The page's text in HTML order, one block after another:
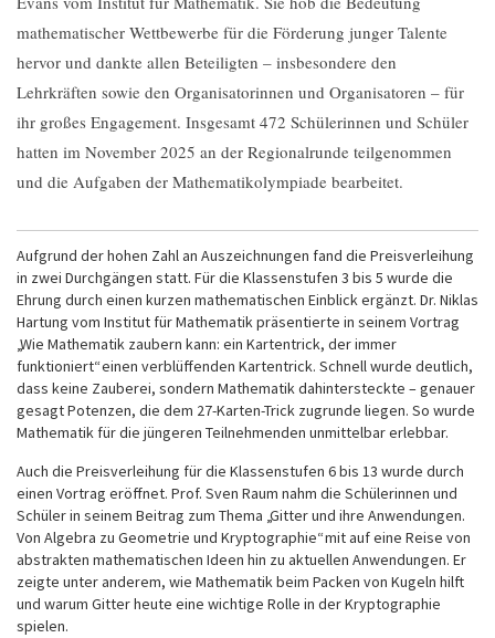
mathematischer Wettbewerbe für die Förderung junger Talente
hervor und dankte allen Beteiligten – insbesondere den
Lehrkräften sowie den Organisatorinnen und Organisatoren – für
ihr großes Engagement. Insgesamt 472 Schülerinnen und Schüler
hatten im November 2025 an der Regionalrunde teilgenommen
und die Aufgaben der Mathematikolympiade bearbeitet.
Aufgrund der hohen Zahl an Auszeichnungen fand die Preisverleihung
in zwei Durchgängen statt. Für die Klassenstufen 3 bis 5 wurde die
Ehrung durch einen kurzen mathematischen Einblick ergänzt. Dr. Niklas
Hartung vom Institut für Mathematik präsentierte in seinem Vortrag
„Wie Mathematik zaubern kann: ein Kartentrick, der immer
funktioniert“ einen verblüffenden Kartentrick. Schnell wurde deutlich,
dass keine Zauberei, sondern Mathematik dahintersteckte – genauer
gesagt Potenzen, die dem 27-Karten-Trick zugrunde liegen. So wurde
Mathematik für die jüngeren Teilnehmenden unmittelbar erlebbar.
Auch die Preisverleihung für die Klassenstufen 6 bis 13 wurde durch
einen Vortrag eröffnet. Prof. Sven Raum nahm die Schülerinnen und
Schüler in seinem Beitrag zum Thema „Gitter und ihre Anwendungen.
Von Algebra zu Geometrie und Kryptographie“ mit auf eine Reise von
abstrakten mathematischen Ideen hin zu aktuellen Anwendungen. Er
zeigte unter anderem, wie Mathematik beim Packen von Kugeln hilft
und warum Gitter heute eine wichtige Rolle in der Kryptographie
spielen.